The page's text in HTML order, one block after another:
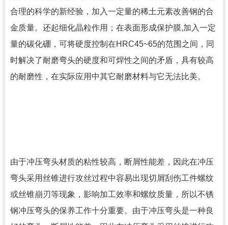
合理的科学的新经验，加入一定量的稀土元素改善钢的合
金质量。还起细化晶粒作用；在表面形成保护膜,加入一定
量的碳化硼，可将硬度控制在HRC45~65的范围之间，同
时解决了耐磨弯头的硬度和可焊性之间的矛盾，具有较高
的耐磨性，在实际应用中其它耐磨材料与它无法比美。
由于冲压弯头材质的粘性较高，断屑性能差，因此在冲压
弯头采用丝锥进行攻丝过程中容易出现切屑刮伤工件螺纹
或丝锥崩刃等现象，影响加工效率和螺纹质量，所以不锈
钢冲压弯头的保养工作十分重要。由于冲压弯头是一种良